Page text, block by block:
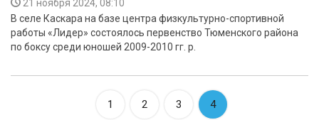
21 ноября 2024, 08:10
В селе Каскара на базе центра физкультурно-спортивной
работы «Лидер» состоялось первенство Тюменского района
по боксу среди юношей 2009-2010 гг. р.
1 2 3 4